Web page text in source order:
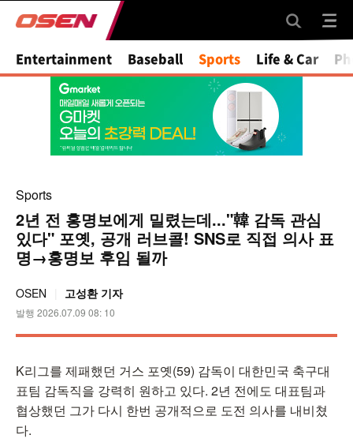
Mute
Entertainment Baseball Sports Life & Car
Sports
2년 전 홍명보에게 밀렸는데..."韓 감독 관심
있다" 포옛, 공개 러브콜! SNS로 직접 의사 표
명→홍명보 후임 될까
OSEN 고성환 기자
발행 2026.07.09 08: 10
K리그를 제패했던 거스 포옛(59) 감독이 대한민국 축구대
표팀 감독직을 강력히 원하고 있다. 2년 전에도 대표팀과
협상했던 그가 다시 한번 공개적으로 도전 의사를 내비쳤
다.